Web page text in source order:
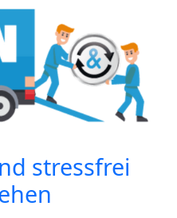
stressfrei